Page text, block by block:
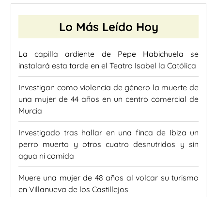
Lo Más Leído Hoy
La capilla ardiente de Pepe Habichuela se
instalará esta tarde en el Teatro Isabel la Católica
Investigan como violencia de género la muerte de
una mujer de 44 años en un centro comercial de
Murcia
Investigado tras hallar en una finca de Ibiza un
perro muerto y otros cuatro desnutridos y sin
agua ni comida
Muere una mujer de 48 años al volcar su turismo
en Villanueva de los Castillejos